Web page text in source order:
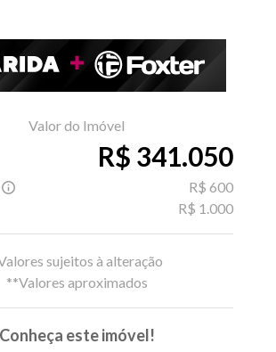
Valor do Imóvel
R$ 341.050
R$ 600
R$ 1.000
sujeitos à alteração
**Valores aproximados
Conheça este imóvel!